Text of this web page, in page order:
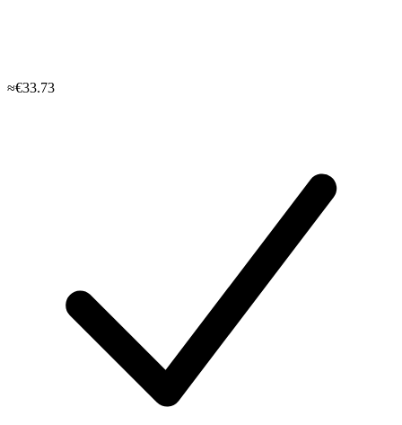
≈€33.73